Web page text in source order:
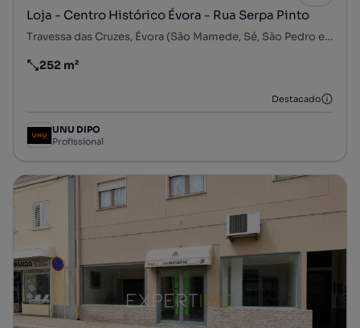
Loja - Centro Histórico Évora - Rua Serpa Pinto
Travessa das Cruzes, Évora (São Mamede, Sé, São Pedro e Santo Antão), Évora, Évora
Preço por metro quadrado
252 m²
Destacado
UNU DIPO
Profissional